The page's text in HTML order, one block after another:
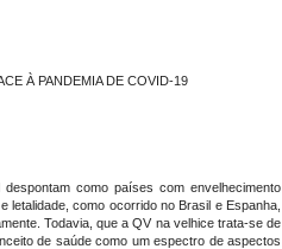
À PANDEMIA DE COVID-19
como países com envelhecimento
como ocorrido no Brasil e Espanha,
Todavia, que a QV na velhice trata-se de
de saúde como um espectro de aspectos